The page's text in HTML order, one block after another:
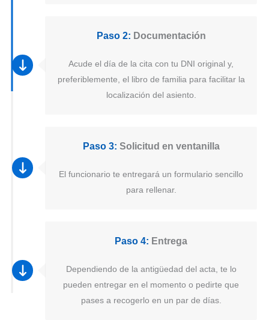
Paso 2: Documentación
Acude el día de la cita con tu DNI original y,
preferiblemente, el libro de familia para facilitar la
localización del asiento.
Paso 3: Solicitud en ventanilla
El funcionario te entregará un formulario sencillo
para rellenar.
Paso 4: Entrega
Dependiendo de la antigüedad del acta, te lo
pueden entregar en el momento o pedirte que
pases a recogerlo en un par de días.